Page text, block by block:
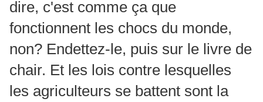
dire, c'est comme ça que
fonctionnent les chocs du monde,
non? Endettez-le, puis sur le livre de
chair. Et les lois contre lesquelles
les agriculteurs se battent sont la